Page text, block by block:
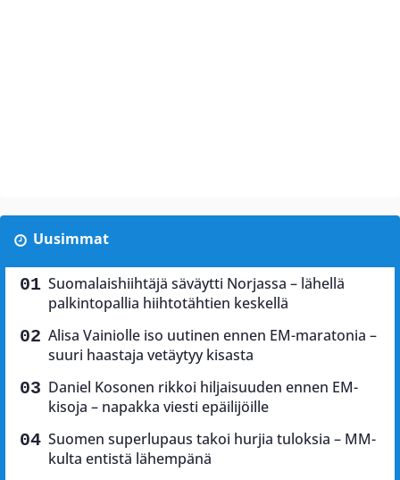
Uusimmat
Suomalaishiihtäjä säväytti Norjassa – lähellä
palkintopallia hiihtotähtien keskellä
Alisa Vainiolle iso uutinen ennen EM-maratonia –
suuri haastaja vetäytyy kisasta
Daniel Kosonen rikkoi hiljaisuuden ennen EM-
kisoja – napakka viesti epäilijöille
Suomen superlupaus takoi hurjia tuloksia – MM-
kulta entistä lähempänä